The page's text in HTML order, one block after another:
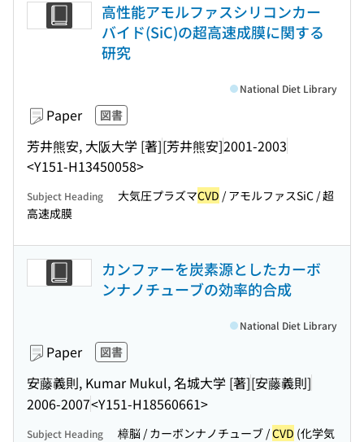
高性能アモルファスシリコンカー
バイド(SiC)の超高速成膜に関する
研究
Paper 図書
芳井熊安, 大阪大学 [著][芳井熊安]2001-2003
<Y151-H13450058>
National Diet Library
Subject Heading 大気圧プラズマCVD / アモルファスSiC / 超
高速成膜
カンファーを炭素源としたカーボ
ンナノチューブの効率的合成
Paper 図書
安藤義則, Kumar Mukul, 名城大学 [著][安藤義則]
2006-2007<Y151-H18560661>
National Diet Library
Subject Heading 樟脳 / カーボンナノチューブ /CVD (化学気